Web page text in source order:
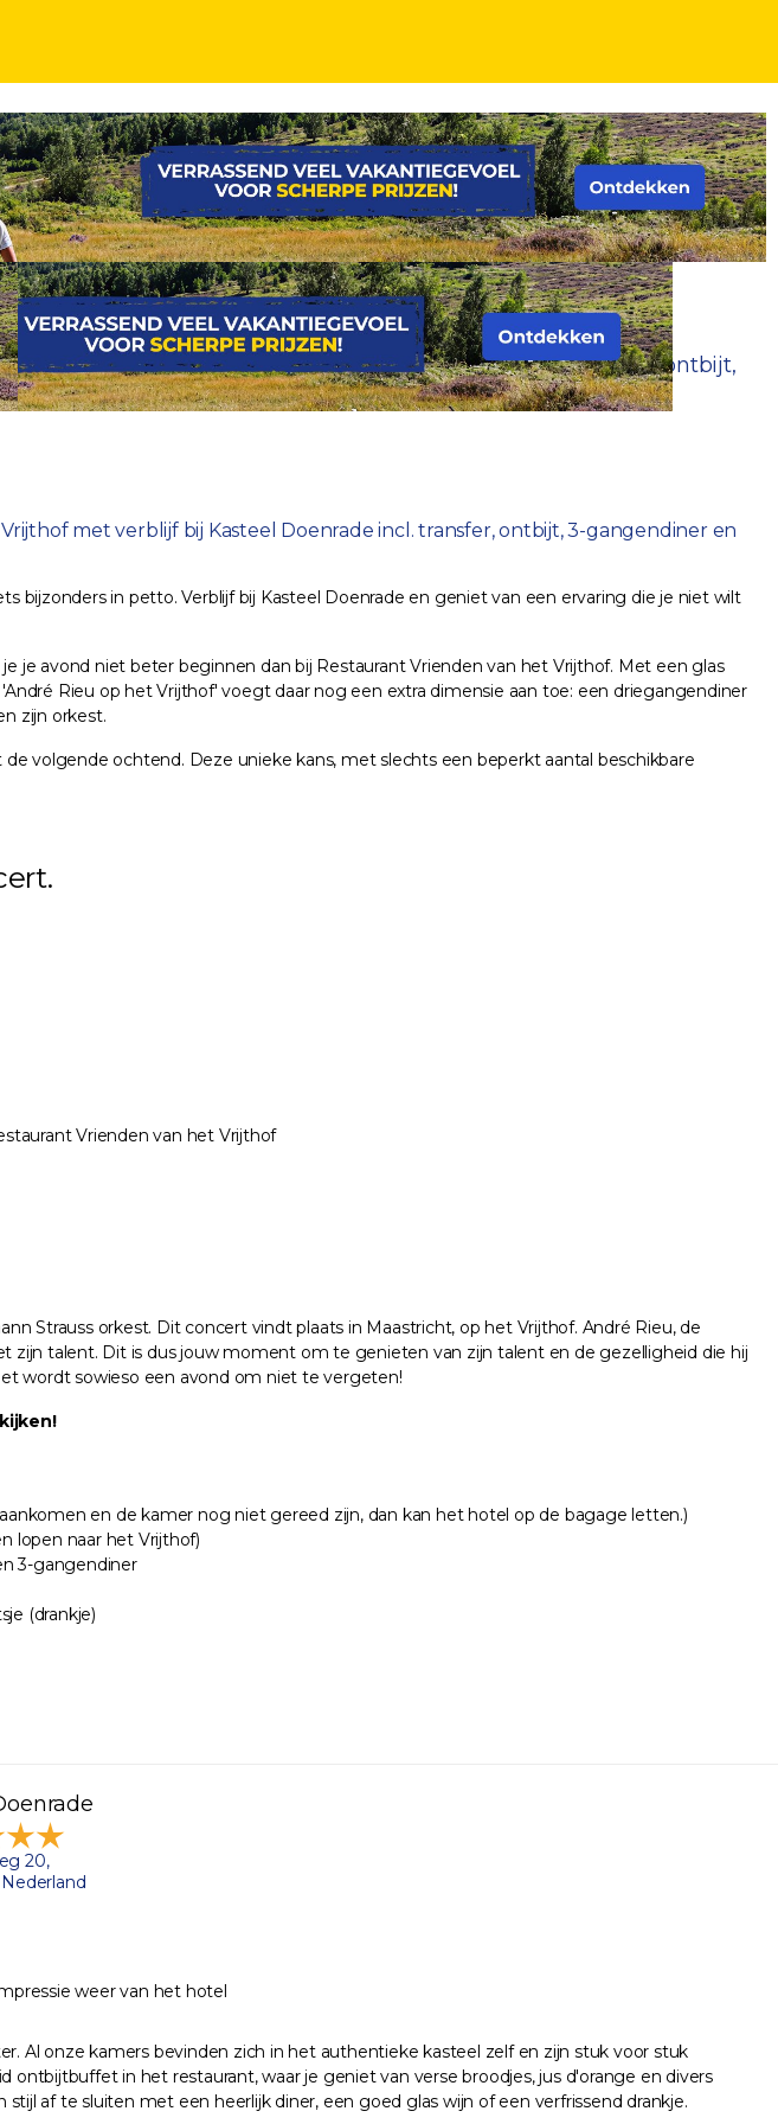
van het Vrijthof met verblijf bij Kasteel Doenrade incl. transfer, ontbijt,
met verblijf bij Kasteel Doenrade incl. transfer, ontbijt, 3-gangendiner en
in petto. Verblijf bij Kasteel Doenrade en geniet van een ervaring die je niet wilt
je avond niet beter beginnen dan bij Restaurant Vrienden van het Vrijthof. Met een glas
Rieu op het Vrijthof' voegt daar nog een extra dimensie aan toe: een driegangendiner
zijn orkest.
volgende ochtend. Deze unieke kans, met slechts een beperkt aantal beschikbare
Vrienden van het Vrijthof
Strauss orkest. Dit concert vindt plaats in Maastricht, op het Vrijthof. André Rieu, de
talent. Dit is dus jouw moment om te genieten van zijn talent en de gezelligheid die hij
wordt sowieso een avond om niet te vergeten!
en de kamer nog niet gereed zijn, dan kan het hotel op de bagage letten.)
lopen naar het Vrijthof)
3-gangendiner
(drankje)
20,
weer van het hotel
Al onze kamers bevinden zich in het authentieke kasteel zelf en zijn stuk voor stuk
in het restaurant, waar je geniet van verse broodjes, jus d'orange en divers
af te sluiten met een heerlijk diner, een goed glas wijn of een verfrissend drankje.